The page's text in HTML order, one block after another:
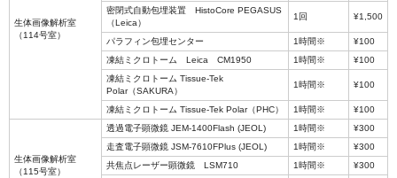
生体画像解析室
（114号室）
密閉式自動包埋装置 HistoCore PEGASUS
（Leica）
1回 ¥1,500
パラフィン包埋センター 1時間※
¥100
凍結ミクロトーム Leica CM1950
1時間※
¥100
凍結ミクロトーム Tissue-Tek
Polar（SAKURA）
1時間※ ¥100
凍結ミクロトーム Tissue-Tek Polar（PHC） 1時間※ ¥100
生体画像解析室
（115号室）
透過電子顕微鏡 JEM-1400Flash (JEOL) 1時間※
¥300
走査電子顕微鏡 JSM-7610FPlus (JEOL)
1時間※
¥300
共焦点レーザー顕微鏡 LSM710
1時間※
¥300